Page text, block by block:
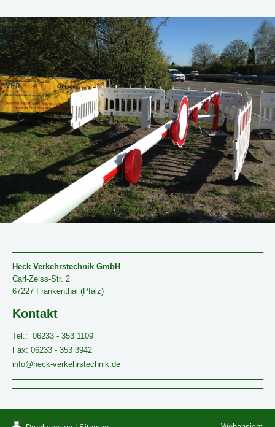
Heck Verkehrstechnik GmbH
Carl-Zeiss-Str. 2
67227 Frankenthal (Pfalz)
Kontakt
Tel.: 06233 - 353 1109
Fax: 06233 - 353 3942
info@heck-verkehrstechnik.de